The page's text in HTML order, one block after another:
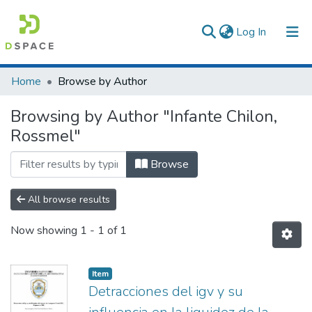
Log In (current)
Communities & Collections
All of DSpace
Home Browse by Author
Browsing by Author "Infante Chilon,
Rossmel"
Browse
All browse results
Now showing 1 - 1 of 1
Item
Detracciones del igv y su